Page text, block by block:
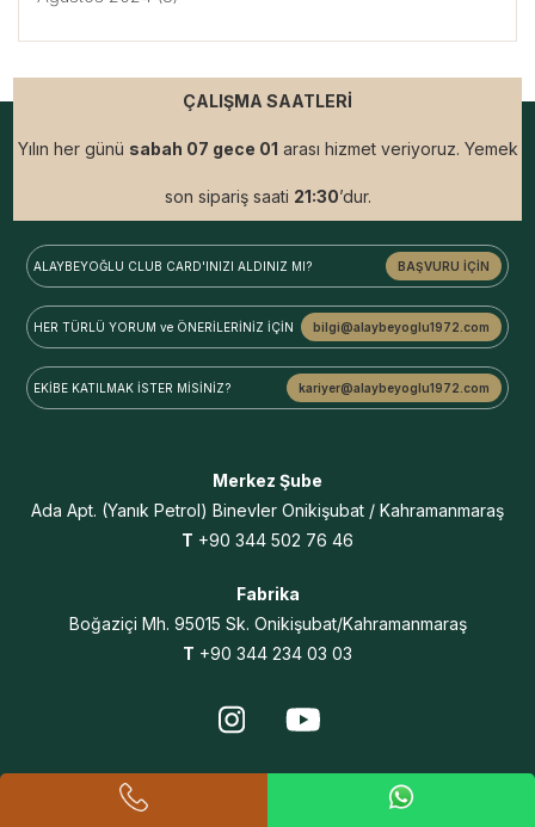
ÇALIŞMA SAATLERİ
Yılın her günü sabah 07 gece 01 arası hizmet veriyoruz. Yemek
son sipariş saati 21:30’dur.
ALAYBEYOĞLU CLUB CARD'INIZI ALDINIZ MI? BAŞVURU İÇİN
HER TÜRLÜ YORUM ve ÖNERİLERİNİZ İÇİN bilgi@alaybeyoglu1972.com
EKİBE KATILMAK İSTER MİSİNİZ? kariyer@alaybeyoglu1972.com
Merkez Şube
Ada Apt. (Yanık Petrol) Binevler Onikişubat / Kahramanmaraş
T +90 344 502 76 46
Fabrika
Boğaziçi Mh. 95015 Sk. Onikişubat/Kahramanmaraş
T +90 344 234 03 03